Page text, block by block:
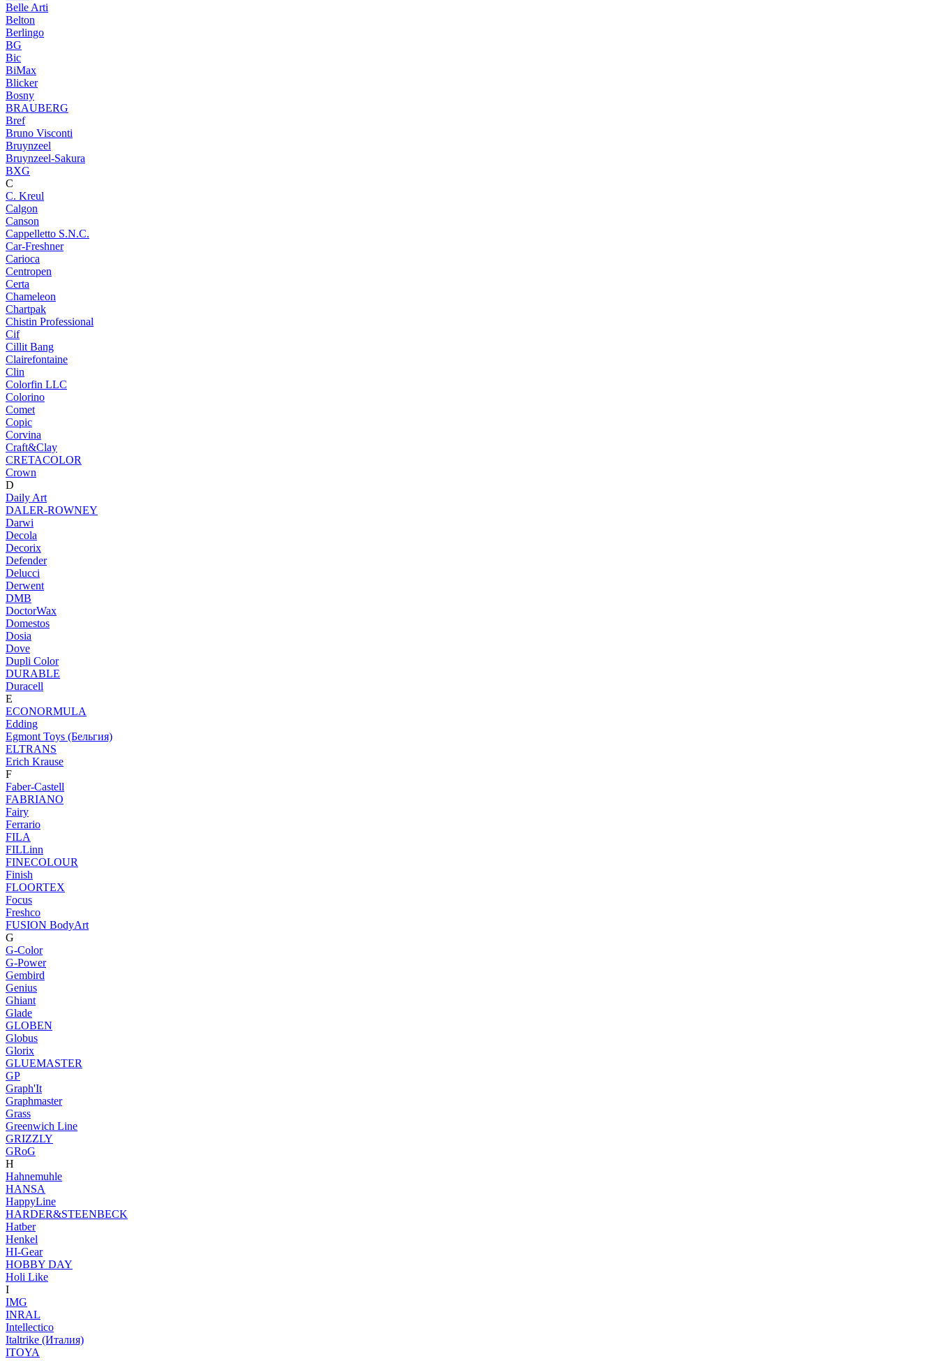
Belle Arti
Belton
Berlingo
BG
Bic
BiMax
Blicker
Bosny
BRAUBERG
Bref
Bruno Visconti
Bruynzeel
Bruynzeel-Sakura
BXG
C
C. Kreul
Calgon
Canson
Cappelletto S.N.C.
Car-Freshner
Carioca
Centropen
Certa
Chameleon
Chartpak
Chistin Professional
Cif
Cillit Bang
Clairefontaine
Clin
Colorfin LLC
Colorino
Comet
Copic
Corvina
Craft&Clay
CRETACOLOR
Crown
D
Daily Art
DALER-ROWNEY
Darwi
Decola
Decorix
Defender
Delucci
Derwent
DMB
DoctorWax
Domestos
Dosia
Dove
Dupli Color
DURABLE
Duracell
E
ECONORMULA
Edding
Egmont Toys (Бельгия)
ELTRANS
Erich Krause
F
Faber-Castell
FABRIANO
Fairy
Ferrario
FILA
FILLinn
FINECOLOUR
Finish
FLOORTEX
Focus
Freshco
FUSION BodyArt
G
G-Color
G-Power
Gembird
Genius
Ghiant
Glade
GLOBEN
Globus
Glorix
GLUEMASTER
GP
Graph'It
Graphmaster
Grass
Greenwich Line
GRIZZLY
GRoG
H
Hahnemuhle
HANSA
HappyLine
HARDER&STEENBECK
Hatber
Henkel
HI-Gear
HOBBY DAY
Holi Like
I
IMG
INRAL
Intellectico
Italtrike (Италия)
ITOYA